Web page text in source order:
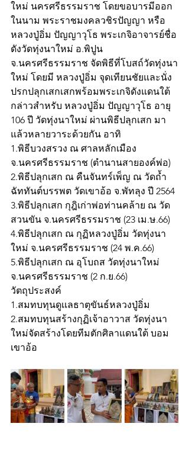
ใหม่ นครศรีธรรมราช โดยขอบารมีออก
ในนาม พระราชมงคลวชิรปัญญา หรือ
หลวงปู่อิ่ม ปัญญาวุโธ พระเกจิอาจารย์ชื่อ
ดังวัดทุ่งนาใหม่ อ.พิปูน
จ.นครศรีธรรมราช จัดพิธีที่โบสถ์วัดทุ่งนา
ใหม่ โดยมี หลวงปู่อิ่ม จุดเทียนชัยและนั่ง
ปรกปลุกเสกเสกพร้อมพระเกจิดังแดนใต้
กล่าวสำหรับ หลวงปู่อิ่ม ปัญญาวุโธ อายุ
106 ปี วัดทุ่งนาใหม่ ผ่านพิธีปลุกเสก มา
แล้วหลายวาระด้วยกัน อาทิ
1.พิธีบวงสรวง ณ ศาลหลักเมือง
จ.นครศรีธรรมราช (ตำนานสายองค์พ่อ)
2.พิธีปลุกเสก ณ คืนจันทร์เพ็ญ ณ วัดถ้ำ
ฉัททันต์บรรพต วัดเขาอ้อ จ.พัทลุง ปี 2564
3.พิธีปลุกเสก กุฎิเก่าพ่อท่านคล้าย ณ วัด
สวนขัน จ.นครศรีธรรมราช (23 เม.ษ.66)
4.พิธีปลุกเสก ณ กุฏิหลวงปู่อิ่ม วัดทุ่งนา
ใหม่ จ.นครศรีธรรมราช (24 พ.ค.66)
5.พิธีปลุกเสก ณ อุโบถส วัดทุ่งนาใหม่
จ.นครศรีธรรมราช (2 ก.ย.66)
วัตถุประสงค์
1.สมทบทุนดูเเลธาตุขันธ์หลวงปู่อิ่ม
2.สมทบทุนสร้างกุฏิเจ้าอาวาส วัดทุ่งนา
ใหม่จัดสร้างโดยทีมตักศิลาแดนใต้ บอม
เขาอ้อ